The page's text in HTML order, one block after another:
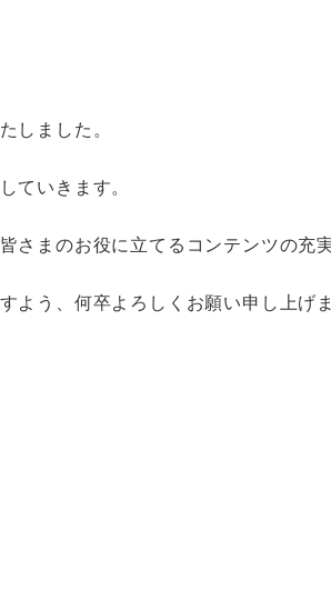
しました。
ていきます。
さまのお役に立てるコンテンツの充
う、何卒よろしくお願い申し上げま